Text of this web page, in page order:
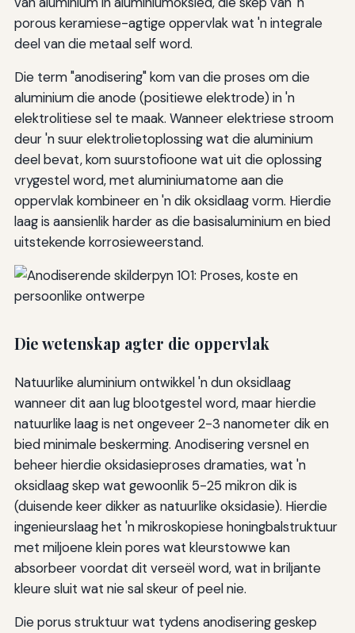
porous keramiese-agtige oppervlak wat 'n integrale
deel van die metaal self word.
Die term "anodisering" kom van die proses om die
aluminium die anode (positiewe elektrode) in 'n
elektrolitiese sel te maak. Wanneer elektriese stroom
deur 'n suur elektrolietoplossing wat die aluminium
deel bevat, kom suurstofioone wat uit die oplossing
vrygestel word, met aluminiumatome aan die
oppervlak kombineer en 'n dik oksidlaag vorm. Hierdie
laag is aansienlik harder as die basisaluminium en bied
uitstekende korrosieweerstand.
Die wetenskap agter die oppervlak
Natuurlike aluminium ontwikkel 'n dun oksidlaag
wanneer dit aan lug blootgestel word, maar hierdie
natuurlike laag is net ongeveer 2-3 nanometer dik en
bied minimale beskerming. Anodisering versnel en
beheer hierdie oksidasieproses dramaties, wat 'n
oksidlaag skep wat gewoonlik 5-25 mikron dik is
(duisende keer dikker as natuurlike oksidasie). Hierdie
ingenieurslaag het 'n mikroskopiese honingbalstruktuur
met miljoene klein pores wat kleurstowwe kan
absorbeer voordat dit verseël word, wat in briljante
kleure sluit wat nie sal skeur of peel nie.
Die porus struktuur wat tydens anodisering geskep